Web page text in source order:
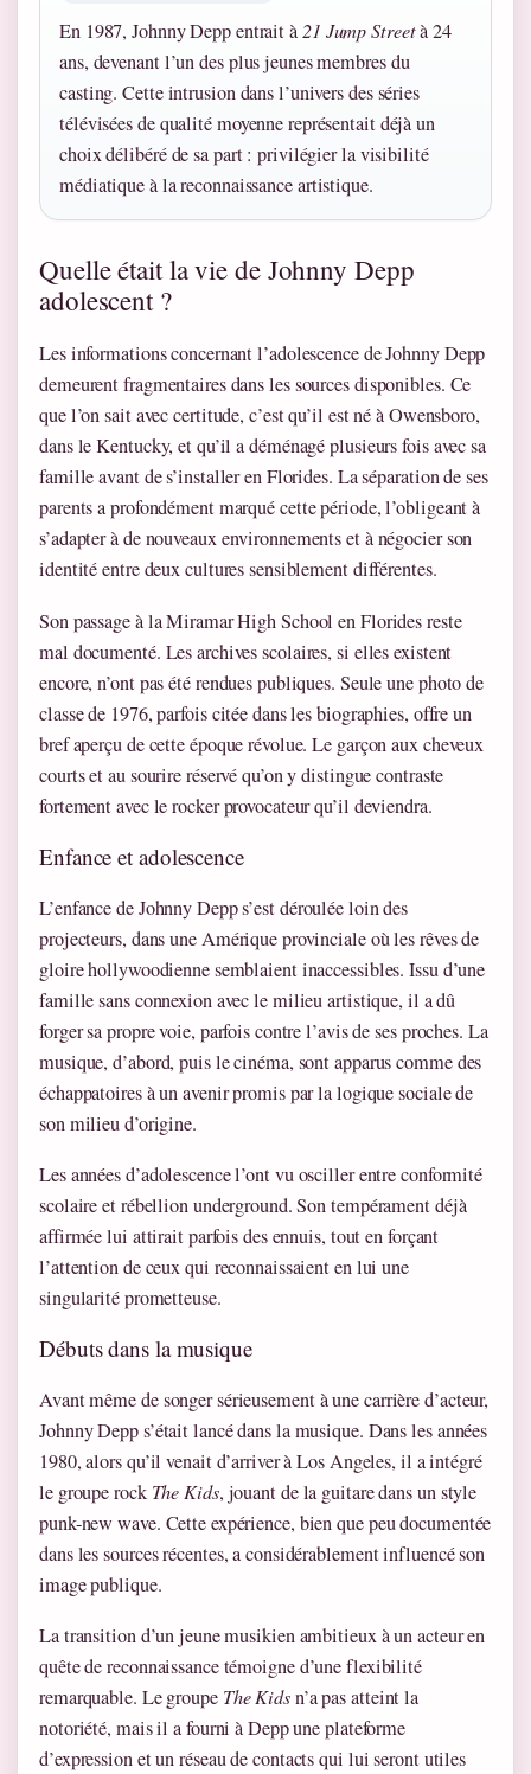
En 1987, Johnny Depp entrait à21 Jump Streetà 24
ans, devenant l’un des plus jeunes membres du
casting. Cette intrusion dans l’univers des séries
télévisées de qualité moyenne représentait déjà un
choix délibéré de sa part : privilégier la visibilité
médiatique à la reconnaissance artistique.
Quelle était la vie de Johnny Depp
adolescent ?
Les informations concernant l’adolescence de Johnny Depp
demeurent fragmentaires dans les sources disponibles. Ce
que l’on sait avec certitude, c’est qu’il est né à Owensboro,
dans le Kentucky, et qu’il a déménagé plusieurs fois avec sa
famille avant de s’installer en Florides. La séparation de ses
parents a profondément marqué cette période, l’obligeant à
s’adapter à de nouveaux environnements et à négocier son
identité entre deux cultures sensiblement différentes.
Son passage à la Miramar High School en Florides reste
mal documenté. Les archives scolaires, si elles existent
encore, n’ont pas été rendues publiques. Seule une photo de
classe de 1976, parfois citée dans les biographies, offre un
bref aperçu de cette époque révolue. Le garçon aux cheveux
courts et au sourire réservé qu’on y distingue contraste
fortement avec le rocker provocateur qu’il deviendra.
Enfance et adolescence
L’enfance de Johnny Depp s’est déroulée loin des
projecteurs, dans une Amérique provinciale où les rêves de
gloire hollywoodienne semblaient inaccessibles. Issu d’une
famille sans connexion avec le milieu artistique, il a dû
forger sa propre voie, parfois contre l’avis de ses proches. La
musique, d’abord, puis le cinéma, sont apparus comme des
échappatoires à un avenir promis par la logique sociale de
son milieu d’origine.
Les années d’adolescence l’ont vu osciller entre conformité
scolaire et rébellion underground. Son tempérament déjà
affirmée lui attirait parfois des ennuis, tout en forçant
l’attention de ceux qui reconnaissaient en lui une
singularité prometteuse.
Débuts dans la musique
Avant même de songer sérieusement à une carrière d’acteur,
Johnny Depp s’était lancé dans la musique. Dans les années
1980, alors qu’il venait d’arriver à Los Angeles, il a intégré
le groupe rock The Kids, jouant de la guitare dans un style
punk-new wave. Cette expérience, bien que peu documentée
dans les sources récentes, a considérablement influencé son
image publique.
La transition d’un jeune musikien ambitieux à un acteur en
quête de reconnaissance témoigne d’une flexibilité
remarquable. Le groupe The Kidsn’a pas atteint la
notoriété, mais il a fourni à Depp une plateforme
d’expression et un réseau de contacts qui lui seront utiles